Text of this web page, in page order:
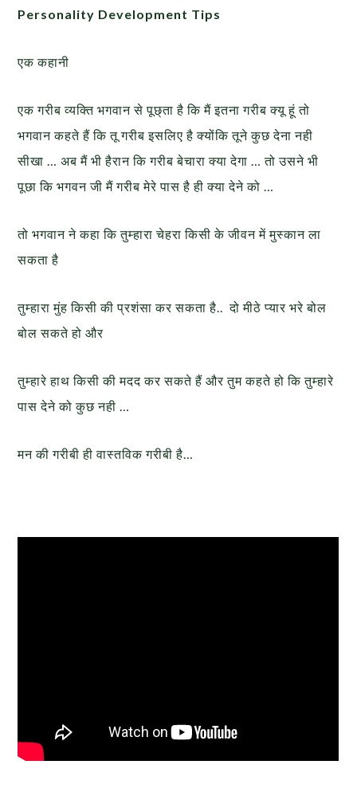
Personality Development Tips
एक कहानी
एक गरीब व्यक्ति भगवान से पूछ्ता है कि मैं इतना गरीब क्यू हूं तो
भगवान कहते हैं कि तू गरीब इसलिए है क्योंकि तूने कुछ देना नही
सीखा … अब मैं भी हैरान कि गरीब बेचारा क्या देगा … तो उसने भी
पूछा कि भगवन जी मैं गरीब मेरे पास है ही क्या देने को …
तो भगवान ने कहा कि तुम्हारा चेहरा किसी के जीवन में मुस्कान ला
सकता है
तुम्हारा मुंह किसी की प्रशंसा कर सकता है.. दो मीठे प्यार भरे बोल
बोल सकते हो और
तुम्हारे हाथ किसी की मदद कर सकते हैं और तुम कहते हो कि तुम्हारे
पास देने को कुछ नही …
मन की गरीबी ही वास्तविक गरीबी है…